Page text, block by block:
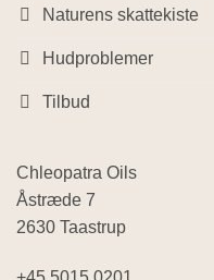
Naturens skattekiste
Hudproblemer
Tilbud
Chleopatra Oils
Åstræde 7
2630 Taastrup